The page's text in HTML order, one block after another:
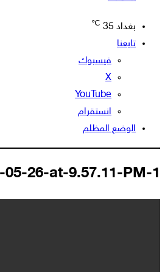
بغداد 35
℃
تابعنا
فيسبوك
‫X
‫YouTube
انستقرام
الوضع المظلم
26-at-9.57.11-PM-1